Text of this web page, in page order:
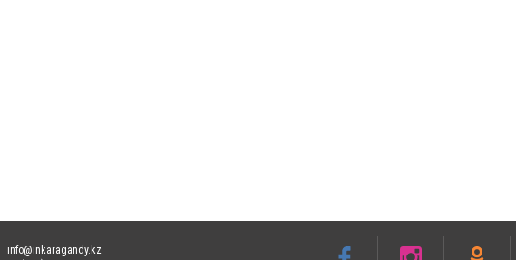
info@inkaragandy.kz